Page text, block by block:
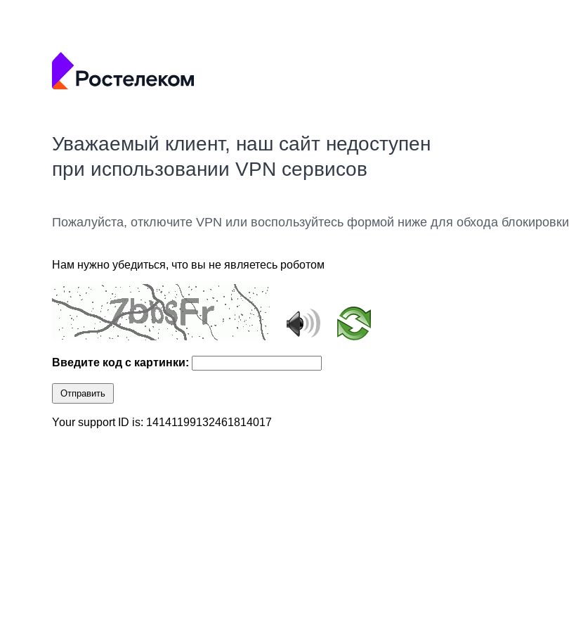
Уважаемый клиент, наш сайт недоступен
при использовании VPN сервисов
Пожалуйста, отключите VPN или воспользуйтесь формой ниже для обхода блокировки
Нам нужно убедиться, что вы не являетесь роботом
Введите код с картинки:
Отправить
Your support ID is: 14141199132461814017